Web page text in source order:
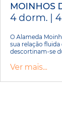
MOINHOS
4 dorm. |
O Alameda
sua relação fluida
descortinam-se
Ver mais...